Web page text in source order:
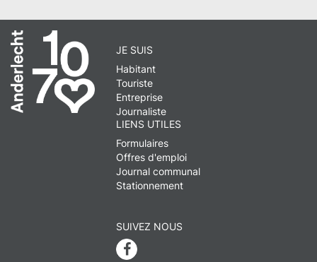
JE SUIS
Habitant
Touriste
Entreprise
Journaliste
LIENS UTILES
Formulaires
Offres d'emploi
Journal communal
Stationnement
SUIVEZ NOUS
Facebook